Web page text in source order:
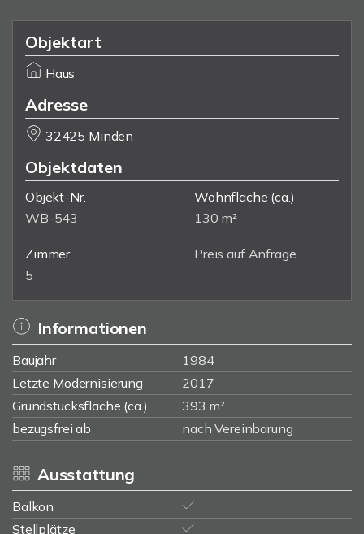
Objektart
Haus
Adresse
32425 Minden
Objektdaten
Objekt-Nr.
WB-543
Wohnfläche (ca.)
130 m²
Zimmer
5
Preis auf Anfrage
Informationen
Baujahr
1984
Letzte Modernisierung
2017
Grundstücksfläche (ca.)
393 m²
bezugsfrei ab
nach Vereinbarung
Ausstattung
Balkon
Stellplätze